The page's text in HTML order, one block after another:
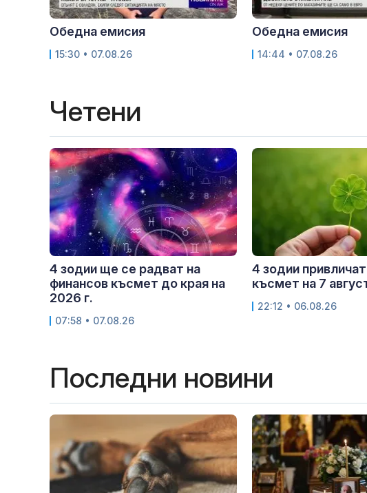
Обедна емисия
15:30 • 07.08.26
Обедна емисия
14:44 • 07.08.26
Четени
4 зодии ще се радват на
финансов късмет до края на
2026 г.
07:58 • 07.08.26
4 зодии
късмет на 7
22:12 • 06.08.26
Последни новини